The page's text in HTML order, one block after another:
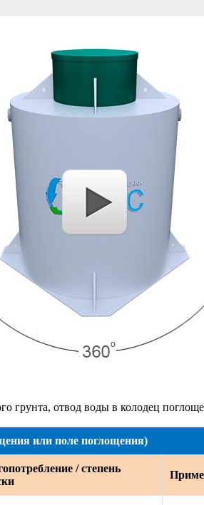
грунта, отвод воды в колодец
или поле поглощения)
/ степень